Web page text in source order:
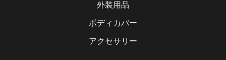
外装用品
ボディカバー
アクセサリー